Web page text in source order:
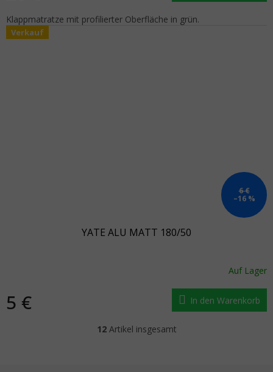
Klappmatratze mit profilierter Oberfläche in grün.
Verkauf
6 €
–16 %
YATE ALU MATT 180/50
Auf Lager
5 € In den Warenkorb
Steuerelemente der Liste
12Artikel insgesamt